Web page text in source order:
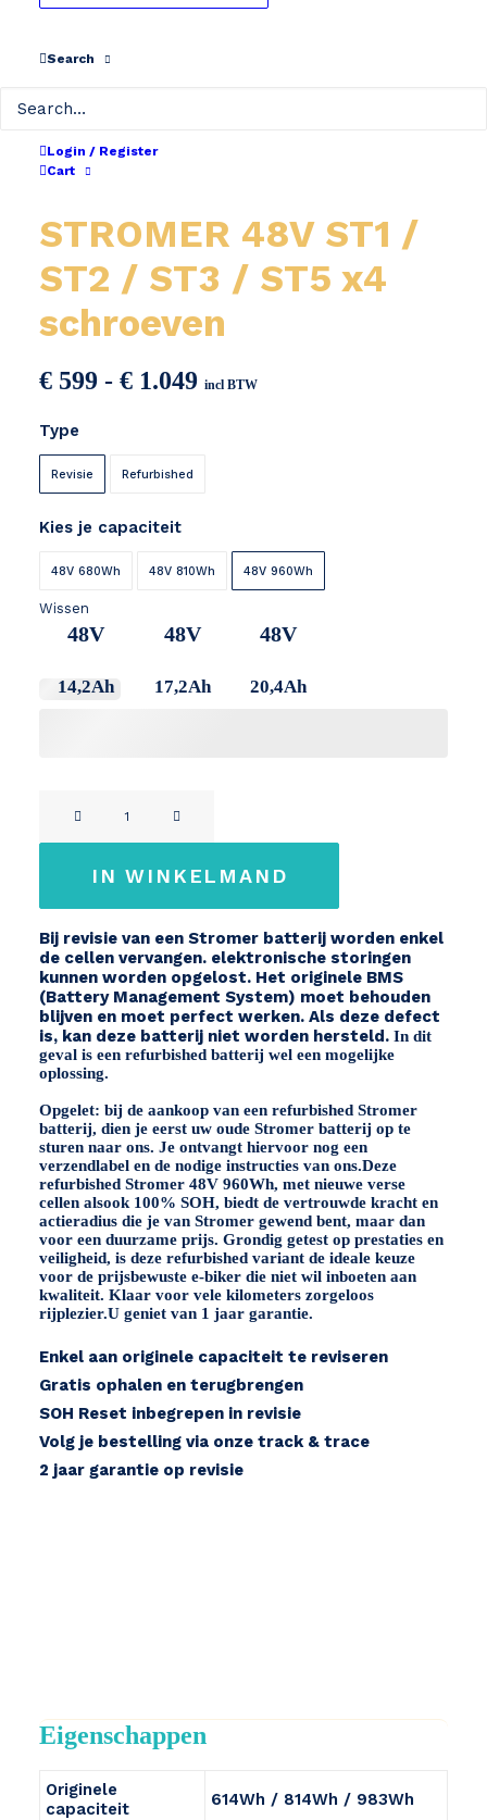
Search
Login / Register
Cart
STROMER 48V ST1 /
ST2 / ST3 / ST5 x4
schroeven
€ 599 - € 1.049Prijsklasse:
incl BTW
Type
Revisie Refurbished
Kies je capaciteit
48V 680Wh
48V
14,2Ah
48V 810Wh
48V
17,2Ah
48V 960Wh
48V
20,4Ah
Wissen
/
ST3
/
ST5
x4
schroeven
aantal
IN WINKELMAND
Bij revisie van een Stromer batterij worden enkel
de cellen vervangen. elektronische storingen
kunnen worden opgelost. Het originele BMS
(Battery Management System) moet behouden
blijven en moet perfect werken. Als deze defect
is, kan deze batterij niet worden hersteld. In dit
geval is een refurbished batterij wel een mogelijke
oplossing.
Opgelet: bij de aankoop van een refurbished Stromer
batterij, dien je eerst uw oude Stromer batterij op te
sturen naar ons. Je ontvangt hiervoor nog een
verzendlabel en de nodige instructies van ons.Deze
refurbished Stromer 48V 960Wh, met nieuwe verse
cellen alsook 100% SOH, biedt de vertrouwde kracht en
actieradius die je van Stromer gewend bent, maar dan
voor een duurzame prijs. Grondig getest op prestaties en
veiligheid, is deze refurbished variant de ideale keuze
voor de prijsbewuste e-biker die niet wil inboeten aan
kwaliteit. Klaar voor vele kilometers zorgeloos
rijplezier.U geniet van 1 jaar garantie.
Enkel aan originele capaciteit te reviseren
Gratis ophalen en terugbrengen
SOH Reset inbegrepen in revisie
Volg je bestelling via onze track & trace
2 jaar garantie op revisie
Eigenschappen
Originele
capaciteit
614Wh / 814Wh / 983Wh